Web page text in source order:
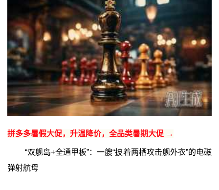
拼多多暑假大促，升温降价，全品类暑期大促 →
‍“双舰岛+全通甲板”：一艘“披着两栖攻击舰外衣”的电磁
弹射航母